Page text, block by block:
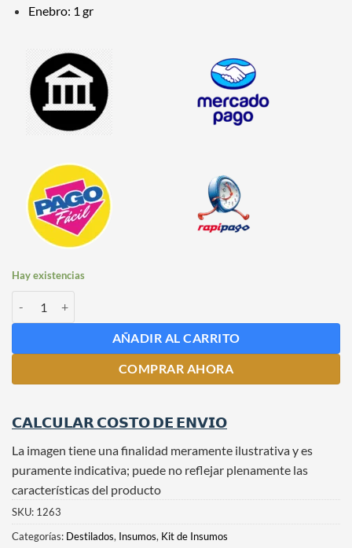
Enebro: 1 gr
Hay existencias
AÑADIR AL CARRITO
COMPRAR AHORA
𝗖𝗔𝗟𝗖𝗨𝗟𝗔𝗥 𝗖𝗢𝗦𝗧𝗢 𝗗𝗘 𝗘𝗡𝗩𝗜𝗢
La imagen tiene una finalidad meramente ilustrativa y es
puramente indicativa; puede no reflejar plenamente las
características del producto
SKU: 1263
Categorías: Destilados, Insumos, Kit de Insumos